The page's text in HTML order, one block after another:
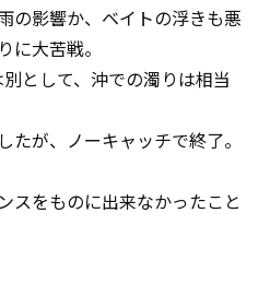
の影響か、ベイトの浮きも悪
に大苦戦。
として、沖での濁りは相当
たが、ノーキャッチで終了。
スをものに出来なかったこと